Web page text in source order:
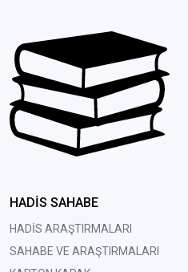
HADİS SAHABE
HADİS ARAŞTIRMALARI
SAHABE VE ARAŞTIRMALARI